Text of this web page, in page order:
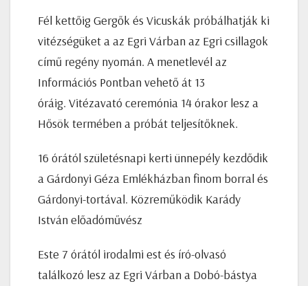
Fél kettőig Gergők és Vicuskák próbálhatják ki
vitézségüket a az Egri Várban az Egri csillagok
című regény nyomán. A menetlevél az
Információs Pontban vehető át 13
óráig. Vitézavató ceremónia 14 órakor lesz a
Hősök termében a próbát teljesítőknek.
16 órától születésnapi kerti ünnepély kezdődik
a Gárdonyi Géza Emlékházban finom borral és
Gárdonyi-tortával. Közreműködik Karády
István előadóművész
Este 7 órától irodalmi est és író-olvasó
találkozó lesz az Egri Várban a Dobó-bástya